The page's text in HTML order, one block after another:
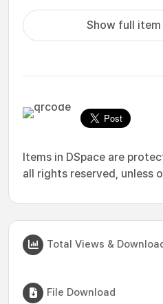
Show full
Items in DSpace are
all rights reserved, unless
Total Views &
File Download